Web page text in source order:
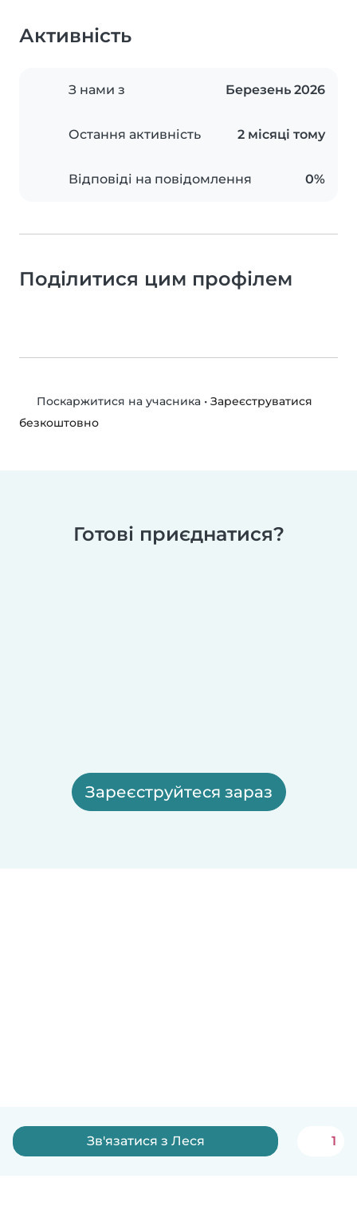
Активність
З нами з Березень 2026
Остання активність 2 місяці тому
Відповіді на повідомлення 0%
Поділитися цим профілем
Поскаржитися на учасника• Зареєструватися
безкоштовно
Готові приєднатися?
Зареєструйтеся зараз
Зв'язатися з Леся 1